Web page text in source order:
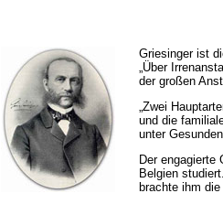
Griesinger ist
„Über
der großen
„Zwei
und die
unter
Der engagierte
Belgien
brachte ihm